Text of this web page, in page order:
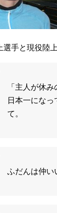
選手と現役陸
「主人が休
日本一にな
て。
ふだんは仲い